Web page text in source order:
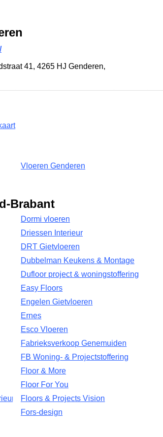
41, 4265 HJ Genderen,
Vloeren Genderen
Brabant
Dormi vloeren
Driessen Interieur
DRT Gietvloeren
Dubbelman Keukens & Montage
Dufloor project & woningstoffering
Easy Floors
Engelen Gietvloeren
Ernes
Esco Vloeren
Fabrieksverkoop Genemuiden
FB Woning- & Projectstoffering
Floor & More
Floor For You
Floors & Projects Vision
Fors-design